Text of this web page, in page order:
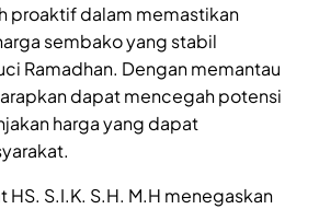
proaktif dalam memastikan
sembako yang stabil
Ramadhan. Dengan memantau
dapat mencegah potensi
harga yang dapat
HS. S.I.K. S.H. M.H menegaskan